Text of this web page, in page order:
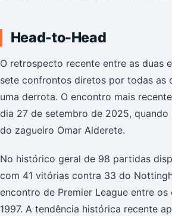
Head-to-Head
O retrospecto recente entre as duas
sete confrontos diretos por todas as
uma derrota. O encontro mais
dia 27 de setembro de 2025,
do zagueiro Omar Alderete.
No histórico geral de 98 partidas
com 41 vitórias contra 33 do
encontro de Premier League entre
1997. A tendência histórica recente